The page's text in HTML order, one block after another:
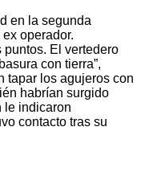
en la segunda
operador.
puntos. El vertedero
con tierra”,
tapar los agujeros con
habrían surgido
le indicaron
contacto tras su